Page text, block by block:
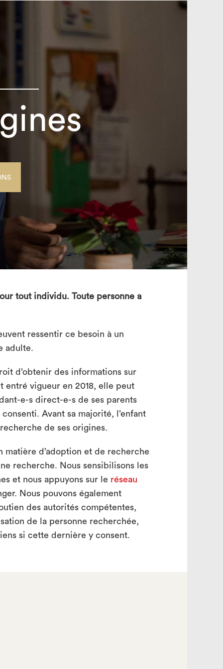
tout individu. Toute personne a
ressentir ce besoin à un
adulte.
d’obtenir des informations sur
entré vigueur en 2018, elle peut
e-s direct-e-s de ses parents
Avant sa majorité, l’enfant
de ses origines.
matière d’adoption et de recherche
recherche. Nous sensibilisons les
et nous appuyons sur le réseau
Nous pouvons également
des autorités compétentes,
de la personne recherchée,
si cette dernière y consent.